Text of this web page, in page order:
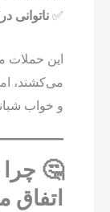
✅ناتوانی
این حملات
می‌کشند،
و خواب
🤔 چرا
اتفاق